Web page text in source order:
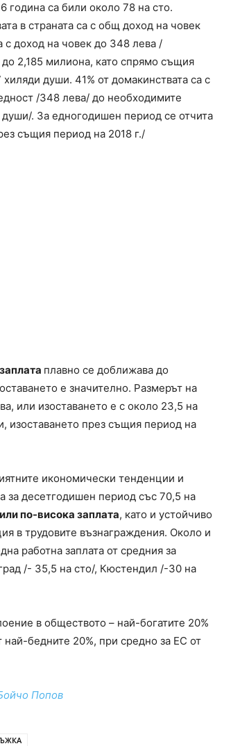
година са били около 78 на сто.
в страната са с общ доход на човек
с доход на човек до 348 лева /
2,185 милиона, като спрямо същия
души. 41% от домакинствата са с
/348 лева/ до необходимите
. За едногодишен период се отчита
същия период на 2018 г./
плавно се доближава до
е значително. Размерът на
или изоставането е с около 23,5 на
изоставането през същия период на
икономически тенденции и
за десетгодишен период със 70,5 на
по-висока заплата, като и устойчиво
в трудовите възнаграждения. Около и
работна заплата от средния за
/- 35,5 на сто/, Кюстендил /-30 на
в обществото – най-богатите 20%
най-бедните 20%, при средно за ЕС от
Попов